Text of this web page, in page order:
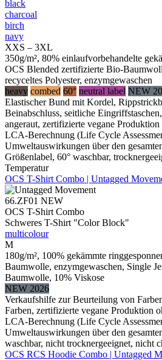
black
charcoal
birch
navy
XXS – 3XL
350g/m², 80% einlaufvorbehandelte
OCS Blended zertifizierte Bio-
recyceltes Polyester, enzymgewaschen
heavy combed 60° neutral label NEW
Elastischer Bund mit Kordel,
Beinabschluss, seitliche
angeraut, zertifizierte vegane
LCA-Berechnung (Life Cycle
Umweltauswirkungen über den
Größenlabel, 60° waschbar,
Temperatur
OCS T-Shirt Combo | Untagged
66.ZF01 NEW
OCS T-Shirt Combo
Schweres T-Shirt "Color Block"
multicolour
M
180g/m², 100% gekämmte
Baumwolle, enzymgewaschen, Single
Baumwolle, 10% Viskose
NEW 2026
Verkaufshilfe zur Beurteilung von
Farben, zertifizierte vegane Produktion
LCA-Berechnung (Life Cycle
Umweltauswirkungen über den
waschbar, nicht trocknergeeignet, nicht
OCS RCS Hoodie Combo | Untagged